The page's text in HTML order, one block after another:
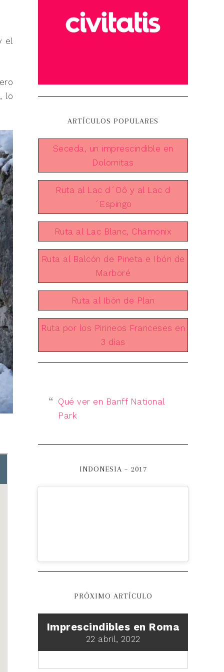
el
lo
ARTÍCULOS POPULARES
Seceda, un imprescindible en
Dolomitas
Ruta al Lac d´Oô y al Lac d
´Espingo
Ruta al Lac Blanc, Chamonix
Ruta al Balcón de Pineta e Ibón de
Marboré
Ruta al Ibón de Plan
Ruta por los Pirineos Franceses en
3 días
Qué ver en Banff National
Park
INDONESIA – 2017
PRÓXIMO ARTÍCULO
Imprescindibles en Roma
22 abril, 2022